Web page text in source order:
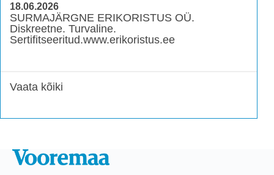
18.06.2026
SURMAJÄRGNE ERIKORISTUS OÜ.
Diskreetne. Turvaline.
Sertifitseeritud.www.erikoristus.ee
Vaata kõiki